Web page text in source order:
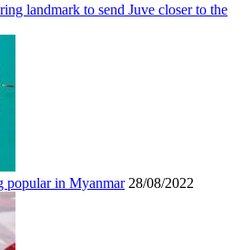
landmark to send Juve closer to the
popular in Myanmar 28/08/2022